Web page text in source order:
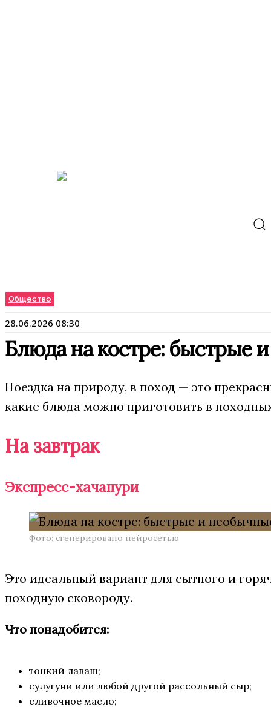
Общество
28.06.2026 08:30
Блюда на костре: быстрые
Поездка на природу, в поход — это
какие блюда можно приготовить в
На завтрак
Экспресс-хачапури
Фото: сгенерировано нейросетью
Это идеальный вариант для сытного и
походную сковороду.
Что понадобится:
тонкий лаваш;
сулугуни или любой другой рассольный сыр;
сливочное масло;